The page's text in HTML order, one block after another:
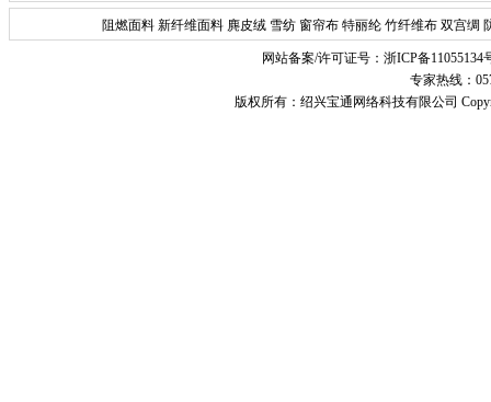
阻燃面料新纤维面料麂皮绒雪纺窗帘布特丽纶竹纤维布双宫绸
网站备案/许可证号： 浙ICP备11055134
专家热线：
版权所有： 绍兴宝通网络科技有限公司